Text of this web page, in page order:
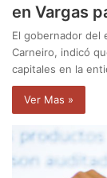
en Vargas
El gobernador del
Carneiro, indicó
capitales en la
Ver Mas »